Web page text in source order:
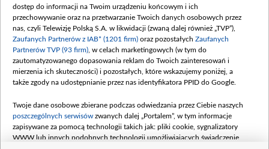
dostęp do informacji na Twoim urządzeniu końcowym i ich
przechowywanie oraz na przetwarzanie Twoich danych osobowych przez
nas, czyli Telewizję Polską S.A. w likwidacji (zwaną dalej również „TVP”),
Zaufanych Partnerów z IAB* (1201 firm) oraz pozostałych Zaufanych
Partnerów TVP (93 firm) , w celach marketingowych (w tym do
zautomatyzowanego dopasowania reklam do Twoich zainteresowań i
mierzenia ich skuteczności) i pozostałych, które wskazujemy poniżej, a
także zgody na udostępnianie przez nas identyfikatora PPID do Google.
Twoje dane osobowe zbierane podczas odwiedzania przez Ciebie naszych
poszczególnych serwisów zwanych dalej „Portalem”, w tym informacje
zapisywane za pomocą technologii takich jak: pliki cookie, sygnalizatory
WWW lub innych podobnych technologii umożliwiających świadczenie